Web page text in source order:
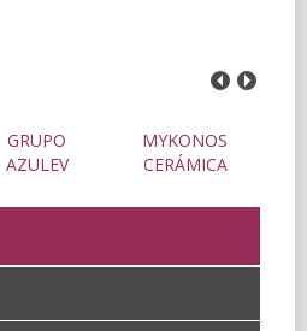
GRUPO
AZULEV
MYKONOS
CERÁMICA